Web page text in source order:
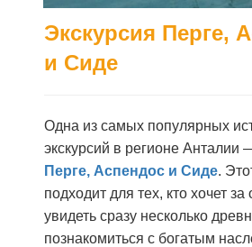
Экскурсия Перге,
и Сиде
Одна из самых популярных
экскурсий в регионе Анталии
Перге, Аспендос и Сиде.
подходит для тех, кто хочет
увидеть сразу несколько
познакомиться с богатым